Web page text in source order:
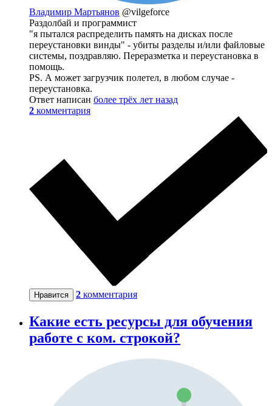
Владимир Мартьянов @vilgeforce
Раздолбай и программист
"я пытался распределить память на дисках после
переустановки винды" - убиты разделы и/или файловые
системы, поздравляю. Переразметка и переустановка в
помощь.
PS. А может загрузчик полетел, в любом случае -
переустановка.
Ответ написан более трёх лет назад
2 комментария
Нравится 2 комментария
Какие есть ресурсы для обучения
работе с ком. строкой?